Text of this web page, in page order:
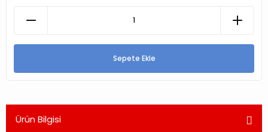
Sepete Ekle
Ürün Bilgisi